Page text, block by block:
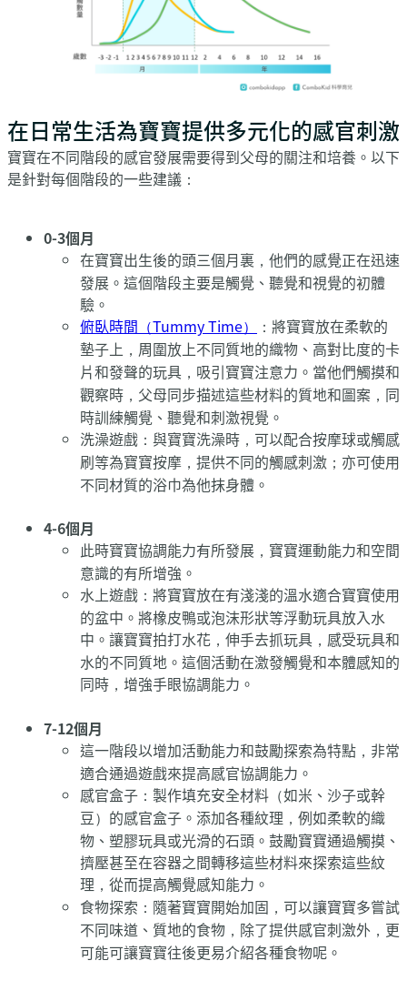
在日常生活為寶寶提供多元化的感官刺激
寶寶在不同階段的感官發展需要得到父母的關注和培養。以下
是針對每個階段的一些建議：
0-3個月
在寶寶出生後的頭三個月裏，他們的感覺正在迅速
發展。這個階段主要是觸覺、聽覺和視覺的初體
驗。
俯臥時間（Tummy Time）
：將寶寶放在柔軟的
墊子上，周圍放上不同質地的織物、高對比度的卡
片和發聲的玩具，吸引寶寶注意力。當他們觸摸和
觀察時，父母同步描述這些材料的質地和圖案，同
時訓練觸覺、聽覺和刺激視覺。
洗澡遊戲：與寶寶洗澡時，可以配合按摩球或觸感
刷等為寶寶按摩，提供不同的觸感刺激；亦可使用
不同材質的浴巾為他抹身體。
4-6個月
此時寶寶協調能力有所發展，寶寶運動能力和空間
意識的有所增強。
水上遊戲：將寶寶放在有淺淺的溫水適合寶寶使用
的盆中。將橡皮鴨或泡沫形狀等浮動玩具放入水
中。讓寶寶拍打水花，伸手去抓玩具，感受玩具和
水的不同質地。這個活動在激發觸覺和本體感知的
同時，增強手眼協調能力。
7-12個月
這一階段以增加活動能力和鼓勵探索為特點，非常
適合通過遊戲來提高感官協調能力。
感官盒子：製作填充安全材料（如米、沙子或幹
豆）的感官盒子。添加各種紋理，例如柔軟的織
物、塑膠玩具或光滑的石頭。鼓勵寶寶通過觸摸、
擠壓甚至在容器之間轉移這些材料來探索這些紋
理，從而提高觸覺感知能力。
食物探索：隨著寶寶開始加固，可以讓寶寶多嘗試
不同味道、質地的食物，除了提供感官刺激外，更
可能可讓寶寶往後更易介紹各種食物呢。